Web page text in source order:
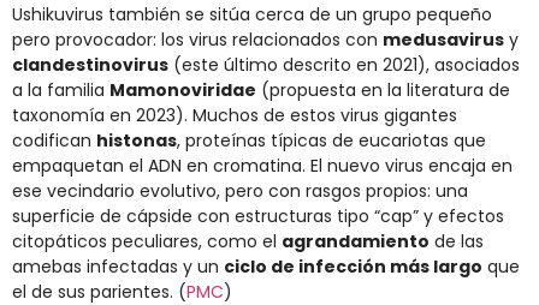
Ushikuvirus también se sitúa cerca de un grupo pequeño
pero provocador: los virus relacionados con medusavirus y
clandestinovirus (este último descrito en 2021), asociados
a la familia Mamonoviridae (propuesta en la literatura de
taxonomía en 2023). Muchos de estos virus gigantes
codifican histonas, proteínas típicas de eucariotas que
empaquetan el ADN en cromatina. El nuevo virus encaja en
ese vecindario evolutivo, pero con rasgos propios: una
superficie de cápside con estructuras tipo “cap” y efectos
citopáticos peculiares, como el agrandamiento de las
amebas infectadas y un ciclo de infección más largo que
el de sus parientes. (PMC)